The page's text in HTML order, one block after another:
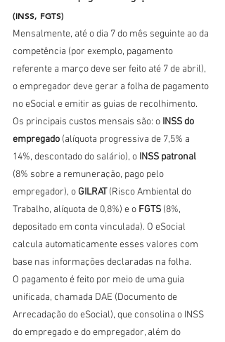
(INSS, FGTS)
Mensalmente, até o dia 7 do mês seguinte ao da
competência (por exemplo, pagamento
referente a março deve ser feito até 7 de abril),
o empregador deve gerar a folha de pagamento
no eSocial e emitir as guias de recolhimento.
Os principais custos mensais são: o INSS do
empregado (alíquota progressiva de 7,5% a
14%, descontado do salário), o INSS patronal
(8% sobre a remuneração, pago pelo
empregador), o GILRAT (Risco Ambiental do
Trabalho, alíquota de 0,8%) e o FGTS (8%,
depositado em conta vinculada). O eSocial
calcula automaticamente esses valores com
base nas informações declaradas na folha.
O pagamento é feito por meio de uma guia
unificada, chamada DAE (Documento de
Arrecadação do eSocial), que consolina o INSS
do empregado e do empregador, além do